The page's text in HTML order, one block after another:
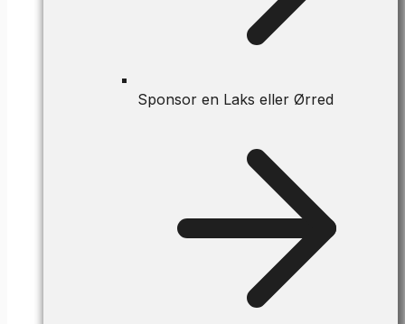
Sponsor en Laks eller Ørred